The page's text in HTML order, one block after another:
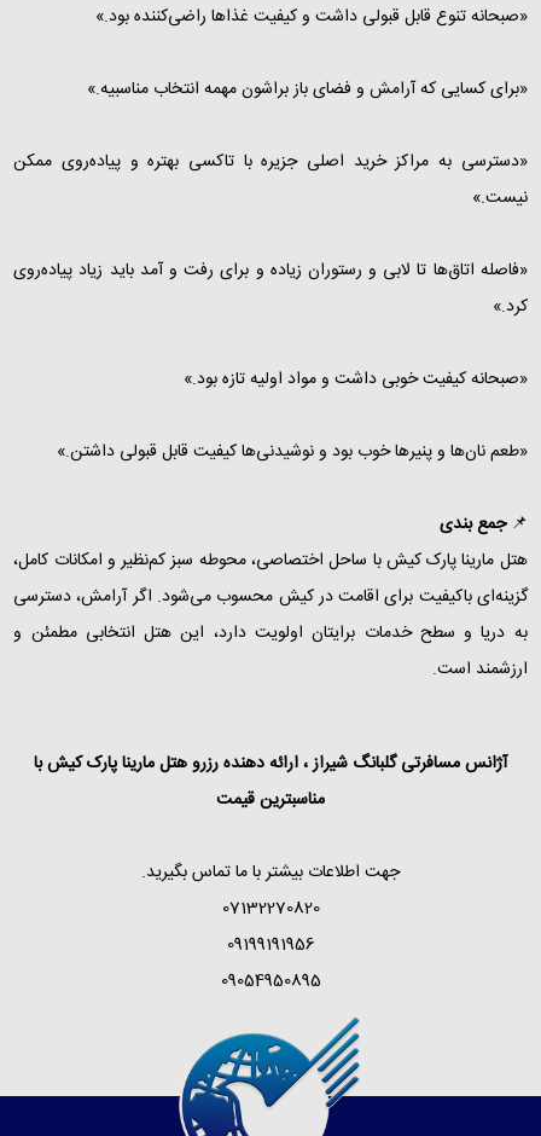
«صبحانه تنوع قابل قبولی داشت و کیفیت غذاها راضی‌کننده بود.»
«برای کسایی که آرامش و فضای باز براشون مهمه انتخاب مناسبیه.»
«دسترسی به مراکز خرید اصلی جزیره با تاکسی بهتره و پیاده‌روی ممکن
نیست.»
«فاصله اتاق‌ها تا لابی و رستوران زیاده و برای رفت‌ و آمد باید زیاد پیاده‌روی
کرد.»
«صبحانه کیفیت خوبی داشت و مواد اولیه تازه بود.»
«طعم نان‌ها و پنیرها خوب بود و نوشیدنی‌ها کیفیت قابل قبولی داشتن.»
📌جمع‌ بندی
هتل مارینا پارک کیش با ساحل اختصاصی، محوطه سبز کم‌نظیر و امکانات کامل،
گزینه‌ای باکیفیت برای اقامت در کیش محسوب می‌شود. اگر آرامش، دسترسی
به دریا و سطح خدمات برایتان اولویت دارد، این هتل انتخابی مطمئن و
ارزشمند است.
آژانس مسافرتی گلبانگ شیراز ، ارائه دهنده رزرو هتل مارینا پارک کیش با
مناسبترین قیمت
جهت اطلاعات بیشتر با ما تماس بگیرید.
07132270820
09199191956
09054950895